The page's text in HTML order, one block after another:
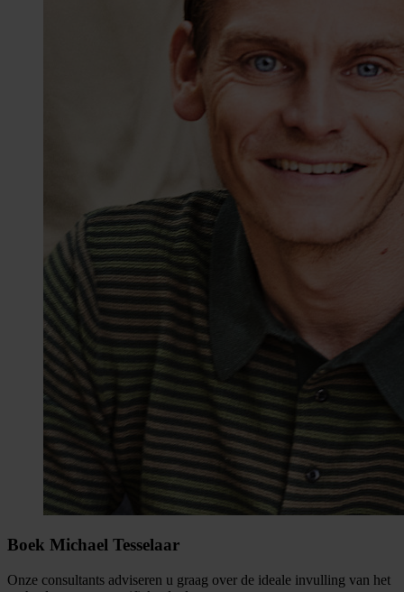
Boek Michael Tesselaar
Onze consultants adviseren u graag over de ideale invulling van het